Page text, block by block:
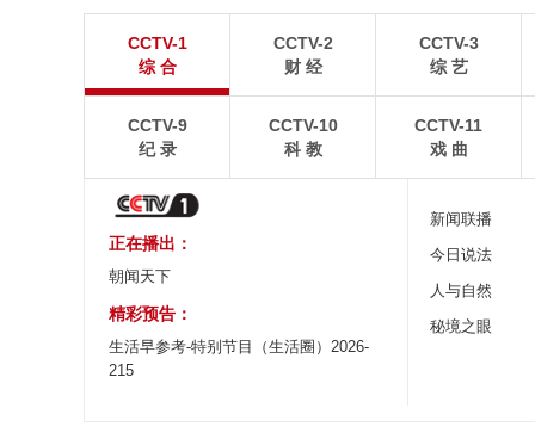
8月5日，“科伦坡”轮缓缓驶离山东港口青岛港前湾联
合集装箱码头。
8月6日，河北承德，
CCTV-1
综 合
CCTV-2
财 经
CCTV-3
综 艺
CCTV-9
纪 录
CCTV-10
科 教
CCTV-11
戏 曲
正在播出：
朝闻天下
精彩预告：
生活早参考-特别节目（生活圈）2026-
215
新闻联播
今日说法
人与自然
秘境之眼